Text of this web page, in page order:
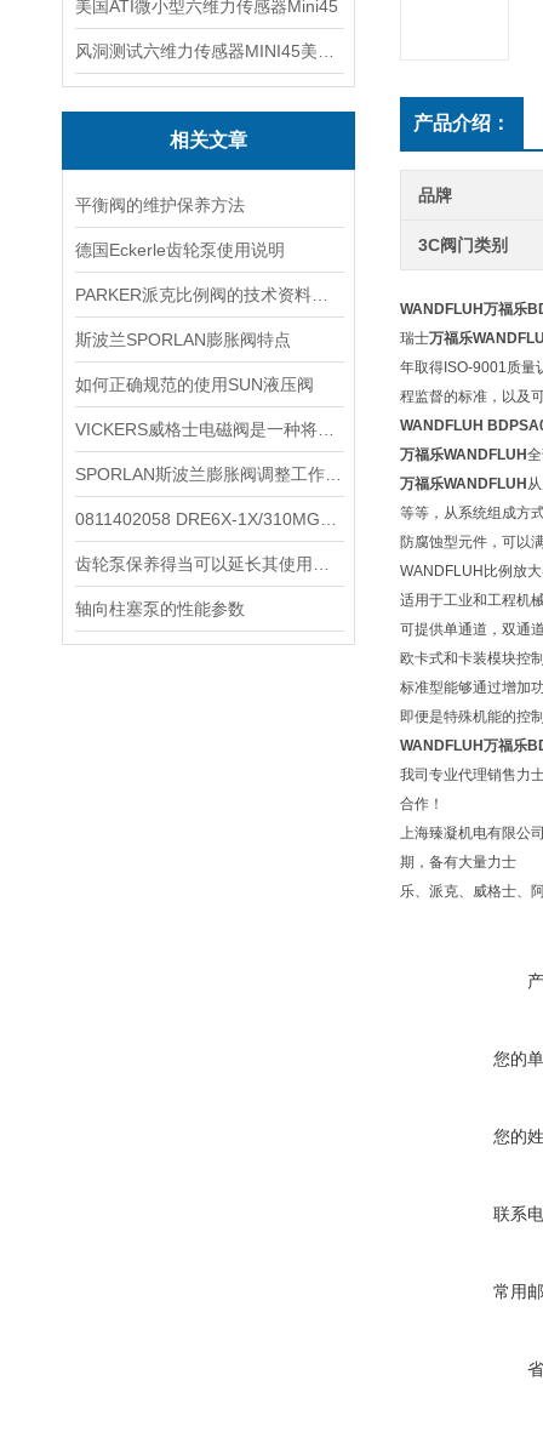
美国ATI微小型六维力传感器Mini45
相关文章
平衡阀的维护保养方法
德国Eckerle齿轮泵使用说明
斯波兰SPORLAN膨胀阀特点
如何正确规范的使用SUN液压阀
轴向柱塞泵的性能参数
产品介绍：
品牌
3C阀门类别
WANDFLUH万福乐
瑞士万福乐
年取得ISO-9001质量
程监督的标准，以及
WANDFLUH
万福乐WANDFLUH
万福乐WANDFLUH
等等，从系统组成方
防腐蚀型元件，可以
WANDFLUH比例放
适用于工业和工程机
可提供单通道，双通
欧卡式和卡装模块控
标准型能够通过增加
即便是特殊机能的控
WANDFLUH万福乐
我司专业代理销售力
合作！
上海臻凝机电有限公
期，备有大量力士
乐、派克、威格士、
您的
您的
联系
常用